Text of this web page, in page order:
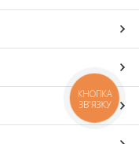
КНОПКА
ЗВ'ЯЗКУ